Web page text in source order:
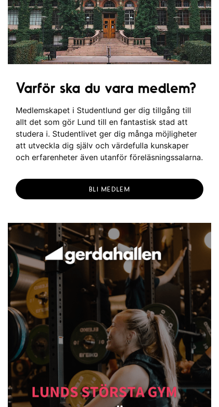
Varför ska du vara medlem?
Medlemskapet i Studentlund ger dig tillgång till
allt det som gör Lund till en fantastisk stad att
studera i. Studentlivet ger dig många möjligheter
att utveckla dig själv och värdefulla kunskaper
och erfarenheter även utanför föreläsningssalarna.
BLI MEDLEM